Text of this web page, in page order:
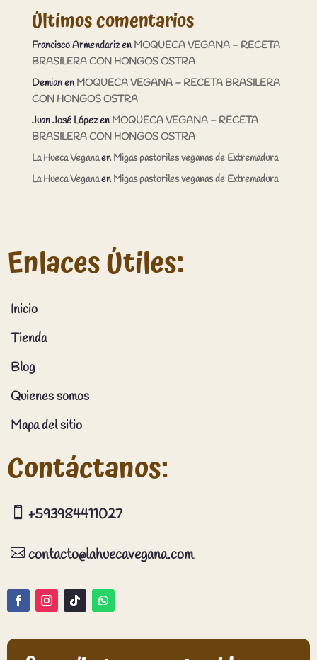
Últimos comentarios
Francisco Armendarizen MOQUECA VEGANA – RECETA
BRASILERA CON HONGOS OSTRA
Demianen MOQUECA VEGANA – RECETA BRASILERA
CON HONGOS OSTRA
Juan José Lópezen MOQUECA VEGANA – RECETA
BRASILERA CON HONGOS OSTRA
La Hueca Veganaen Migas pastoriles veganas de Extremadura
La Hueca Veganaen Migas pastoriles veganas de Extremadura
Enlaces Útiles:
Inicio
Tienda
Blog
Quienes somos
Mapa del sitio
Contáctanos:
 +593984411027
 contacto@lahuecavegana.com